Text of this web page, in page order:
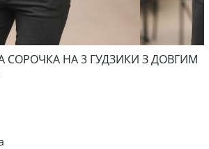
СОРОЧКА НА 3 ГУДЗИКИ З ДОВГИМ